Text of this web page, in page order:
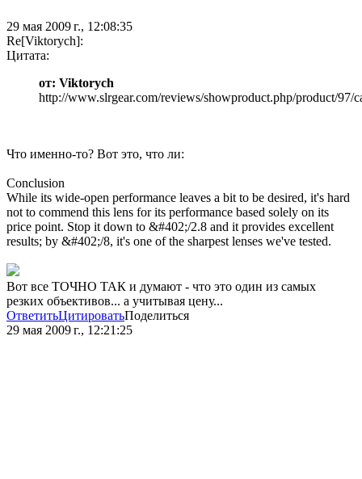
29 мая 2009 г., 12:08:35
Re[Viktorych]:
Цитата:
от: Viktorych
http://www.slrgear.com/reviews/showproduct.php/product/97/
Что именно-то? Вот это, что ли:
Conclusion
While its wide-open performance leaves a bit to be desired, it's hard
not to commend this lens for its performance based solely on its
price point. Stop it down to &#402;/2.8 and it provides excellent
results; by &#402;/8, it's one of the sharpest lenses we've tested.
Вот все ТОЧНО ТАК и думают - что это один из самых
резких объективов... а учитывая цену...
ОтветитьЦитироватьПоделиться
29 мая 2009 г., 12:21:25